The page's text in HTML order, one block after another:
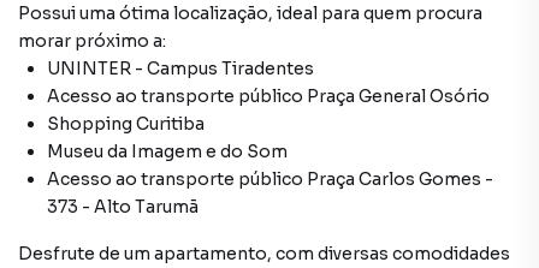
Possui uma ótima localização, ideal para quem procura
morar próximo a:
UNINTER - Campus Tiradentes
Acesso ao transporte público Praça General Osório
Shopping Curitiba
Museu da Imagem e do Som
Acesso ao transporte público Praça Carlos Gomes -
373 - Alto Tarumã
Desfrute de um apartamento, com diversas comodidades